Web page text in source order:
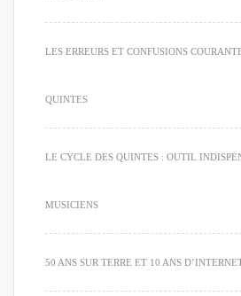
LES ERREURS ET CONFUSIONS
QUINTES
LE CYCLE DES QUINTES : OUTIL
MUSICIENS
50 ANS SUR TERRE ET 10 ANS